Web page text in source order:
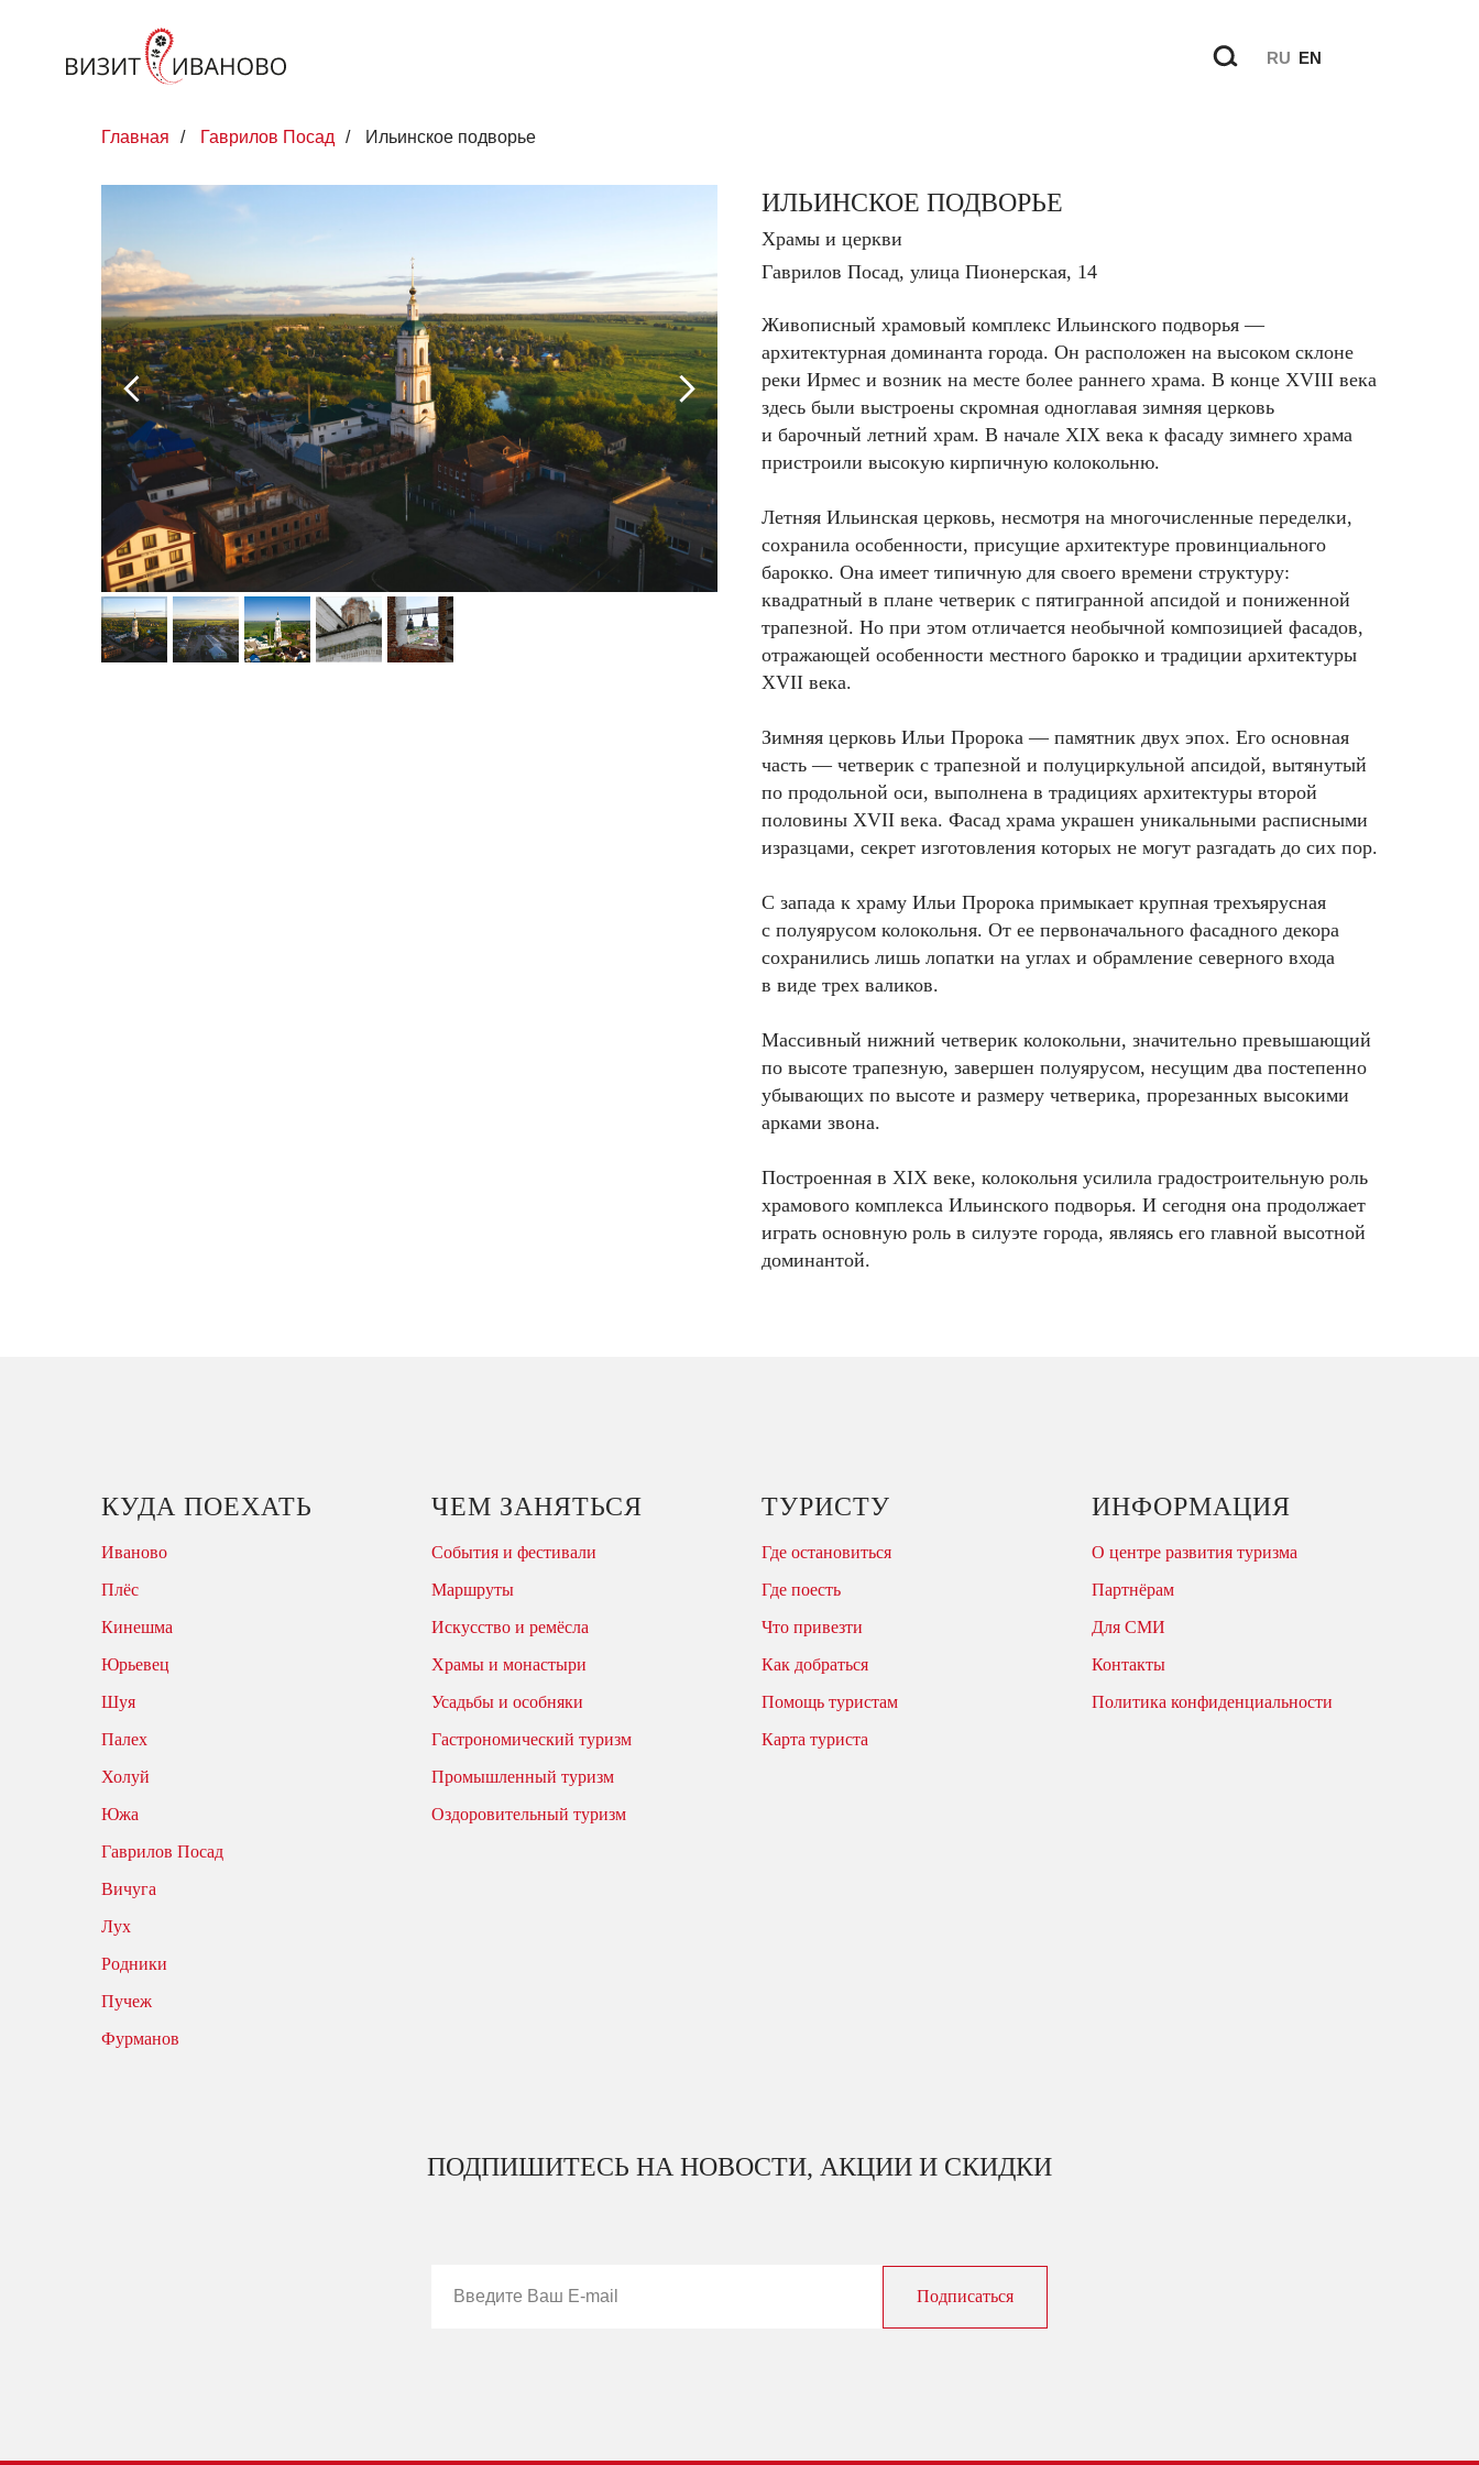
EN
RU
Главная / Гаврилов Посад / Ильинское подворье
ИЛЬИНСКОЕ ПОДВОРЬЕ
Храмы и церкви
Гаврилов Посад, улица Пионерская, 14
Живописный храмовый комплекс Ильинского подворья —
архитектурная доминанта города. Он расположен на высоком склоне
реки Ирмес и возник на месте более раннего храма. В конце XVIII века
здесь были выстроены скромная одноглавая зимняя церковь
и барочный летний храм. В начале XIX века к фасаду зимнего храма
пристроили высокую кирпичную колокольню.
Летняя Ильинская церковь, несмотря на многочисленные переделки,
сохранила особенности, присущие архитектуре провинциального
барокко. Она имеет типичную для своего времени структуру:
квадратный в плане четверик с пятигранной апсидой и пониженной
трапезной. Но при этом отличается необычной композицией фасадов,
отражающей особенности местного барокко и традиции архитектуры
XVII века.
Зимняя церковь Ильи Пророка — памятник двух эпох. Его основная
часть — четверик с трапезной и полуциркульной апсидой, вытянутый
по продольной оси, выполнена в традициях архитектуры второй
половины XVII века. Фасад храма украшен уникальными расписными
изразцами, секрет изготовления которых не могут разгадать до сих пор.
С запада к храму Ильи Пророка примыкает крупная трехъярусная
с полуярусом колокольня. От ее первоначального фасадного декора
сохранились лишь лопатки на углах и обрамление северного входа
в виде трех валиков.
Массивный нижний четверик колокольни, значительно превышающий
по высоте трапезную, завершен полуярусом, несущим два постепенно
убывающих по высоте и размеру четверика, прорезанных высокими
арками звона.
Построенная в XIX веке, колокольня усилила градостроительную роль
храмового комплекса Ильинского подворья. И сегодня она продолжает
играть основную роль в силуэте города, являясь его главной высотной
доминантой.
КУДА ПОЕХАТЬ
Иваново
Плёс
Кинешма
Юрьевец
Шуя
Палех
Холуй
Южа
Гаврилов Посад
Вичуга
Лух
Родники
Пучеж
Фурманов
ЧЕМ ЗАНЯТЬСЯ
События и фестивали
Маршруты
Искусство и ремёсла
Храмы и монастыри
Усадьбы и особняки
Гастрономический туризм
Промышленный туризм
Оздоровительный туризм
ТУРИСТУ
Где остановиться
Где поесть
Что привезти
Как добраться
Помощь туристам
Карта туриста
ИНФОРМАЦИЯ
О центре развития туризма
Партнёрам
Для СМИ
Контакты
Политика конфиденциальности
ПОДПИШИТЕСЬ НА НОВОСТИ, АКЦИИ И СКИДКИ
Подписаться